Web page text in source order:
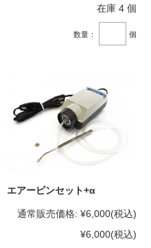
在庫 4 個
数量： 個
エアーピンセット+α
通常販売価格: ¥6,000(税込)
¥6,000(税込)